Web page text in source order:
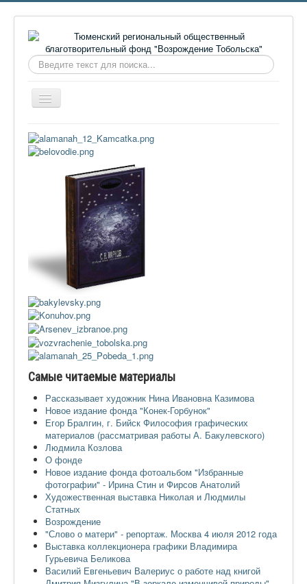
Искать...
Включить/
выключить
Главная
О фонде
Онлайн библиотека
Видеоматериалы
Контакты
Сайт проекта Достоевский
Ермаковополе.рф
Самые читаемые материалы
Рассказывает художник Нина Ивановна Казимова
Новое издание фонда "Конек-Горбунок"
Егор Бралгин, г. Бийск Философия графических
материалов (рассматривая работы А. Бакулевского)
Людмила Козлова
О фонде
Новое издание фонда фотоальбом "Избранные
фотографии" - Ирина Стин и Фирсов Анатолий
Художественная выставка Николая и Людмилы
Статных
Возрождение
"Слово о матери" - репортаж. Москва 4 июля 2012 года
Выставка коллекционера графики Владимира
Гурьевича Беликова
Василий Евгеньевич Валериус о работе над книгой